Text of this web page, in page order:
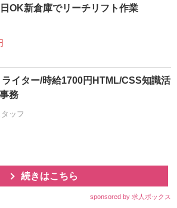
OK新倉庫でリーチリフト作業
イター/時給1700円HTML/CSS知識活
務
ッフ
続きはこちら
sponsored by 求人ボックス